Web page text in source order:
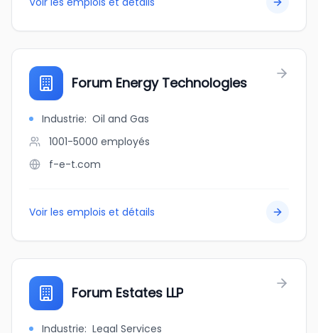
Forum Energy Technologies
Industrie: Oil and Gas
1001-5000 employés
f-e-t.com
Voir les emplois et détails
Forum Estates LLP
Industrie: Legal Services